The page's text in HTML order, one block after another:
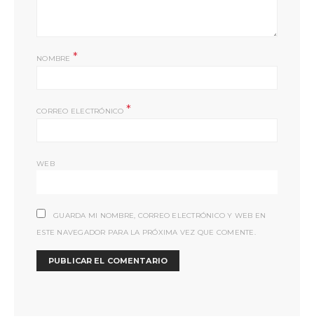
NOMBRE *
CORREO ELECTRÓNICO *
WEB
GUARDA MI NOMBRE, CORREO ELECTRÓNICO Y WEB EN
ESTE NAVEGADOR PARA LA PRÓXIMA VEZ QUE COMENTE.